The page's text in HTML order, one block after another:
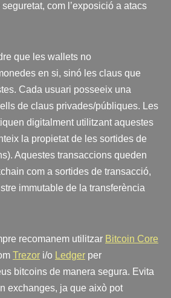
com l’exposició a atacs
que les wallets no
en si, sinó les claus que
Cada usuari posseeix una
de claus privades/públiques. Les
digitalment utilitzant aquestes
la propietat de les sortides de
Aquestes transaccions queden
com a sortides de transacció,
immutable de la transferència
recomanem utilitzar Bitcoin Core
Trezor i/o Ledger per
bitcoins de manera segura. Evita
exchanges, ja que això pot